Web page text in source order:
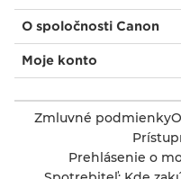
O spoločnosti Canon
Moje konto
Zmluvné podmienky
Prehlásenie o